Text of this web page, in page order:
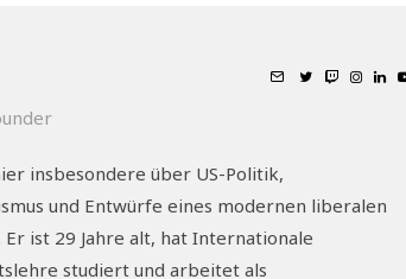
insbesondere über US-Politik,
und Entwürfe eines modernen liberalen
Er ist 29 Jahre alt, hat Internationale
studiert und arbeitet als